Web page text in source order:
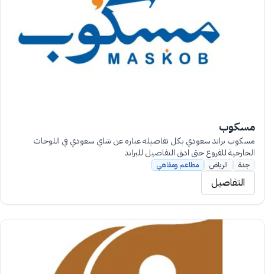
مسكوب
مسكوب براند سعودي بكل تفاصيله عباره عن شاي سعودي في اللوحات
الخارجية للفروع حتى ادق التفاصيل للبراند
جدة الرياض مطاعم ومقاهي
التفاصيل